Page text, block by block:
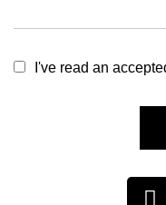
I've read an